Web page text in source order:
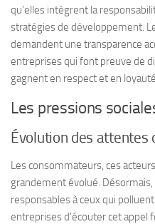
qu’elles intègrent la
stratégies de développement.
demandent une transparence
entreprises qui font preuve de
gagnent en respect et en
Les pressions
Évolution des attentes
Les consommateurs, ces
grandement évolué.
responsables à ceux qui
entreprises d’écouter cet appel